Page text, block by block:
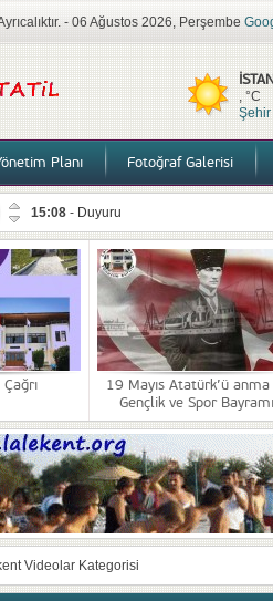
- 06 Ağustos 2026, Perşembe
, °C
Planı Fotoğraf Galerisi
12:17 - 2026 Mutlu Yıllar
22:57-Bilgilendirme 27.11.2025
14:43-Lalekent sitesi Denetim ve
12:01- 10 Kasım
09:04- Genel Kurul Çağrı
13:46 19 Mayıs Atatürk’ü anma ve
Yönetim,Bilgilendirme
15:08-Duyuru
19 Mayıs Atatürk’ü anma
Gençlik ve Spor Bayramı
Videolar Kategorisi